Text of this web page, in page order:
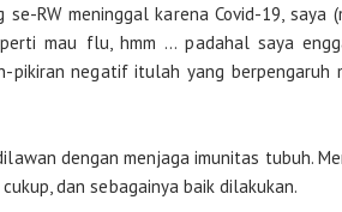
RW meninggal karena Covid-19, saya
mau flu, hmm … padahal saya
pikiran negatif itulah yang berpengaruh
dengan menjaga imunitas tubuh.
dan sebagainya baik dilakukan.